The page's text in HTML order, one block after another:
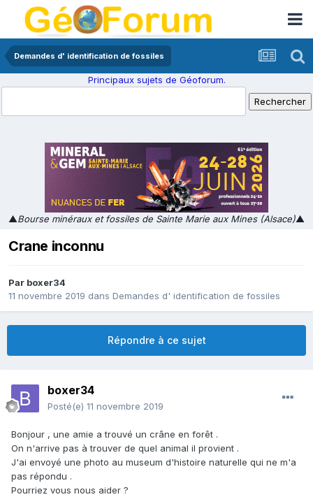
Demandes d' identification de fossiles
Principaux sujets de Géoforum.
▲Bourse minéraux et fossiles de Sainte Marie aux Mines (Alsace)▲
Crane inconnu
Par boxer34
11 novembre 2019 dans Demandes d' identification de fossiles
Répondre à ce sujet
boxer34
Posté(e) 11 novembre 2019
Bonjour , une amie a trouvé un crâne en forêt .
On n'arrive pas à trouver de quel animal il provient .
J'ai envoyé une photo au museum d'histoire naturelle qui ne m'a
pas répondu .
Pourriez vous nous aider ?